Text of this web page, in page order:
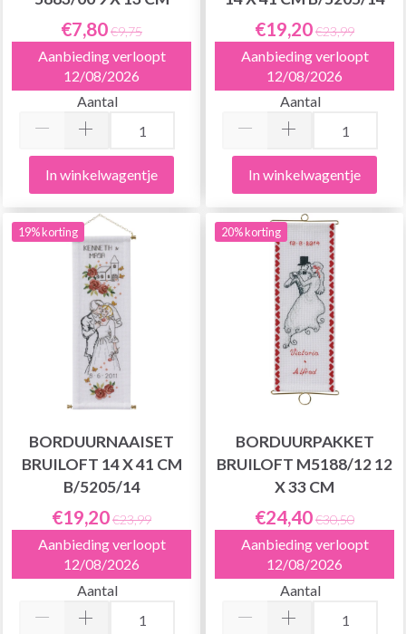
€7,80€9,75
Aanbieding verloopt
12/08/2026
Aantal
In winkelwagentje
€19,20€23,99
Aanbieding verloopt
12/08/2026
Aantal
In winkelwagentje
19% korting
BORDUURNAAISET
BRUILOFT 14 X 41 CM
B/5205/14
€19,20€23,99
Aanbieding verloopt
12/08/2026
Aantal
20% korting
BORDUURPAKKET
BRUILOFT M5188/12 12
X 33 CM
€24,40€30,50
Aanbieding verloopt
12/08/2026
Aantal